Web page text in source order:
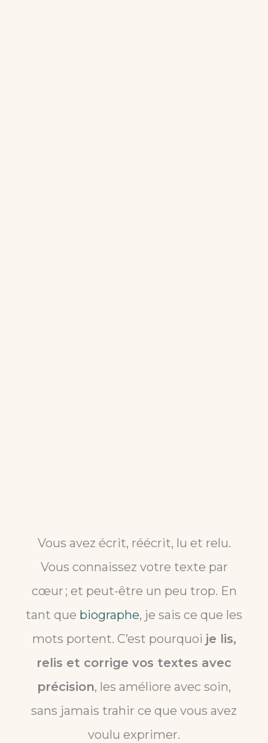
Vous avez écrit, réécrit, lu et relu.
Vous connaissez votre texte par
cœur ; et peut-être un peu trop. En
tant que biographe, je sais ce que les
mots portent. C’est pourquoi je lis,
relis et corrige vos textes avec
précision, les améliore avec soin,
sans jamais trahir ce que vous avez
voulu exprimer.